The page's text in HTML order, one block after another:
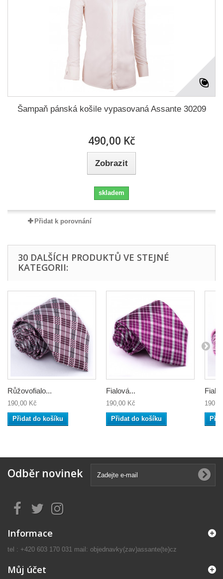
Šampaň pánská košile vypasovaná Assante 30209
490,00 Kč
Zobrazit
skladem
Přidat k porovnání
30 DALŠÍCH PRODUKTŮ VE STEJNÉ
KATEGORII:
Růžovofialo...
190,00 Kč
Přidat do košíku
Fialová...
190,00 Kč
Přidat do košíku
Odběr novinek
Informace
tel : +420 603 170 031 mail: objednavky(zav)assante(te)cz
Můj účet